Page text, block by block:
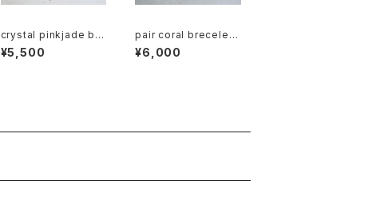
crystal pinkjade bre
celet[kgf5011]
¥5,500
pair coral brecelet
[kgf5018]
¥6,000